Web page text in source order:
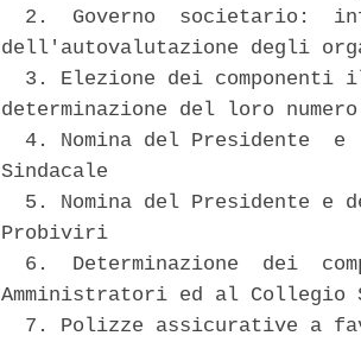
2.  Governo  societario:
dell'autovalutazione degli
3. Elezione dei componenti
determinazione del loro
4. Nomina del Presidente  e
Sindacale
5. Nomina del Presidente e
Probiviri
6.  Determinazione  dei
Amministratori ed al Collegio
7. Polizze assicurative a